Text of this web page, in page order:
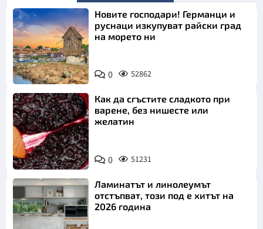
Новите господари! Германци и
руснаци изкупуват райски град
на морето ни
0 52862
Как да сгъстите сладкото при
варене, без нишесте или
желатин
0 51231
Ламинатът и линолеумът
отстъпват, този под е хитът на
2026 година